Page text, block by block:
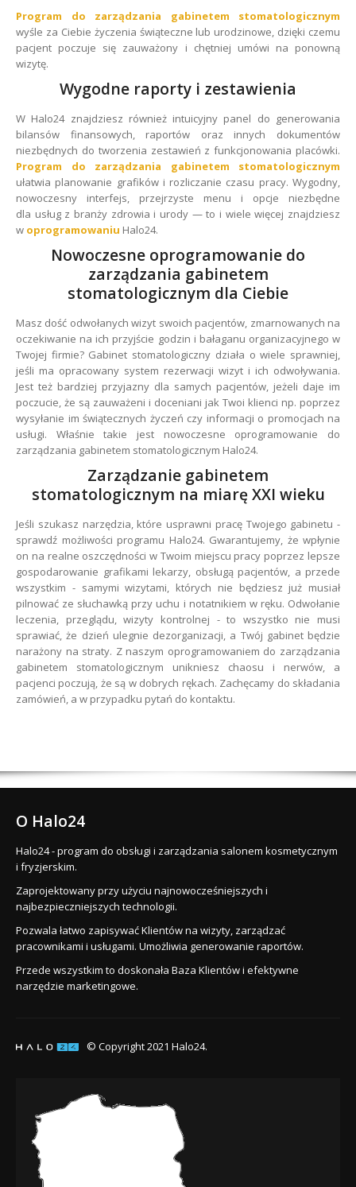
Program do zarządzania gabinetem stomatologicznym
wyśle za Ciebie życzenia świąteczne lub urodzinowe, dzięki czemu
pacjent poczuje się zauważony i chętniej umówi na ponowną
wizytę.
Wygodne raporty i zestawienia
W Halo24 znajdziesz również intuicyjny panel do generowania
bilansów finansowych, raportów oraz innych dokumentów
niezbędnych do tworzenia zestawień z funkcjonowania placówki.
Program do zarządzania gabinetem stomatologicznym
ułatwia planowanie grafików i rozliczanie czasu pracy. Wygodny,
nowoczesny interfejs, przejrzyste menu i opcje niezbędne
dla usług z branży zdrowia i urody — to i wiele więcej znajdziesz
w oprogramowaniu Halo24.
Nowoczesne oprogramowanie do
zarządzania gabinetem
stomatologicznym dla Ciebie
Masz dość odwołanych wizyt swoich pacjentów, zmarnowanych na
oczekiwanie na ich przyjście godzin i bałaganu organizacyjnego w
Twojej firmie? Gabinet stomatologiczny działa o wiele sprawniej,
jeśli ma opracowany system rezerwacji wizyt i ich odwoływania.
Jest też bardziej przyjazny dla samych pacjentów, jeżeli daje im
poczucie, że są zauważeni i doceniani jak Twoi klienci np. poprzez
wysyłanie im świątecznych życzeń czy informacji o promocjach na
usługi. Właśnie takie jest nowoczesne oprogramowanie do
zarządzania gabinetem stomatologicznym Halo24.
Zarządzanie gabinetem
stomatologicznym na miarę XXI wieku
Jeśli szukasz narzędzia, które usprawni pracę Twojego gabinetu -
sprawdź możliwości programu Halo24. Gwarantujemy, że wpłynie
on na realne oszczędności w Twoim miejscu pracy poprzez lepsze
gospodarowanie grafikami lekarzy, obsługą pacjentów, a przede
wszystkim - samymi wizytami, których nie będziesz już musiał
pilnować ze słuchawką przy uchu i notatnikiem w ręku. Odwołanie
leczenia, przeglądu, wizyty kontrolnej - to wszystko nie musi
sprawiać, że dzień ulegnie dezorganizacji, a Twój gabinet będzie
narażony na straty. Z naszym oprogramowaniem do zarządzania
gabinetem stomatologicznym unikniesz chaosu i nerwów, a
pacjenci poczują, że są w dobrych rękach. Zachęcamy do składania
zamówień, a w przypadku pytań do kontaktu.
O Halo24
Halo24 - program do obsługi i zarządzania salonem kosmetycznym
i fryzjerskim.
Zaprojektowany przy użyciu najnowocześniejszych i
najbezpieczniejszych technologii.
Pozwala łatwo zapisywać Klientów na wizyty, zarządzać
pracownikami i usługami. Umożliwia generowanie raportów.
Przede wszystkim to doskonała Baza Klientów i efektywne
narzędzie marketingowe.
© Copyright 2021 Halo24.